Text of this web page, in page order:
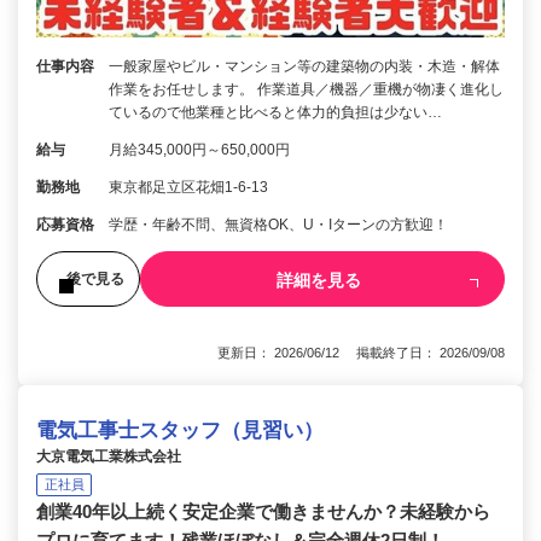
仕事内容
一般家屋やビル・マンション等の建築物の内装・木造・解体
作業をお任せします。 作業道具／機器／重機が物凄く進化し
ているので他業種と比べると体力的負担は少ない…
給与 月給345,000円～650,000円
勤務地 東京都足立区花畑1-6-13
応募資格 学歴・年齢不問、無資格OK、U・Iターンの方歓迎！
後で見る 詳細を見る
更新日： 2026/06/12 掲載終了日： 2026/09/08
電気工事士スタッフ（見習い）
大京電気工業株式会社
正社員
創業40年以上続く安定企業で働きませんか？未経験から